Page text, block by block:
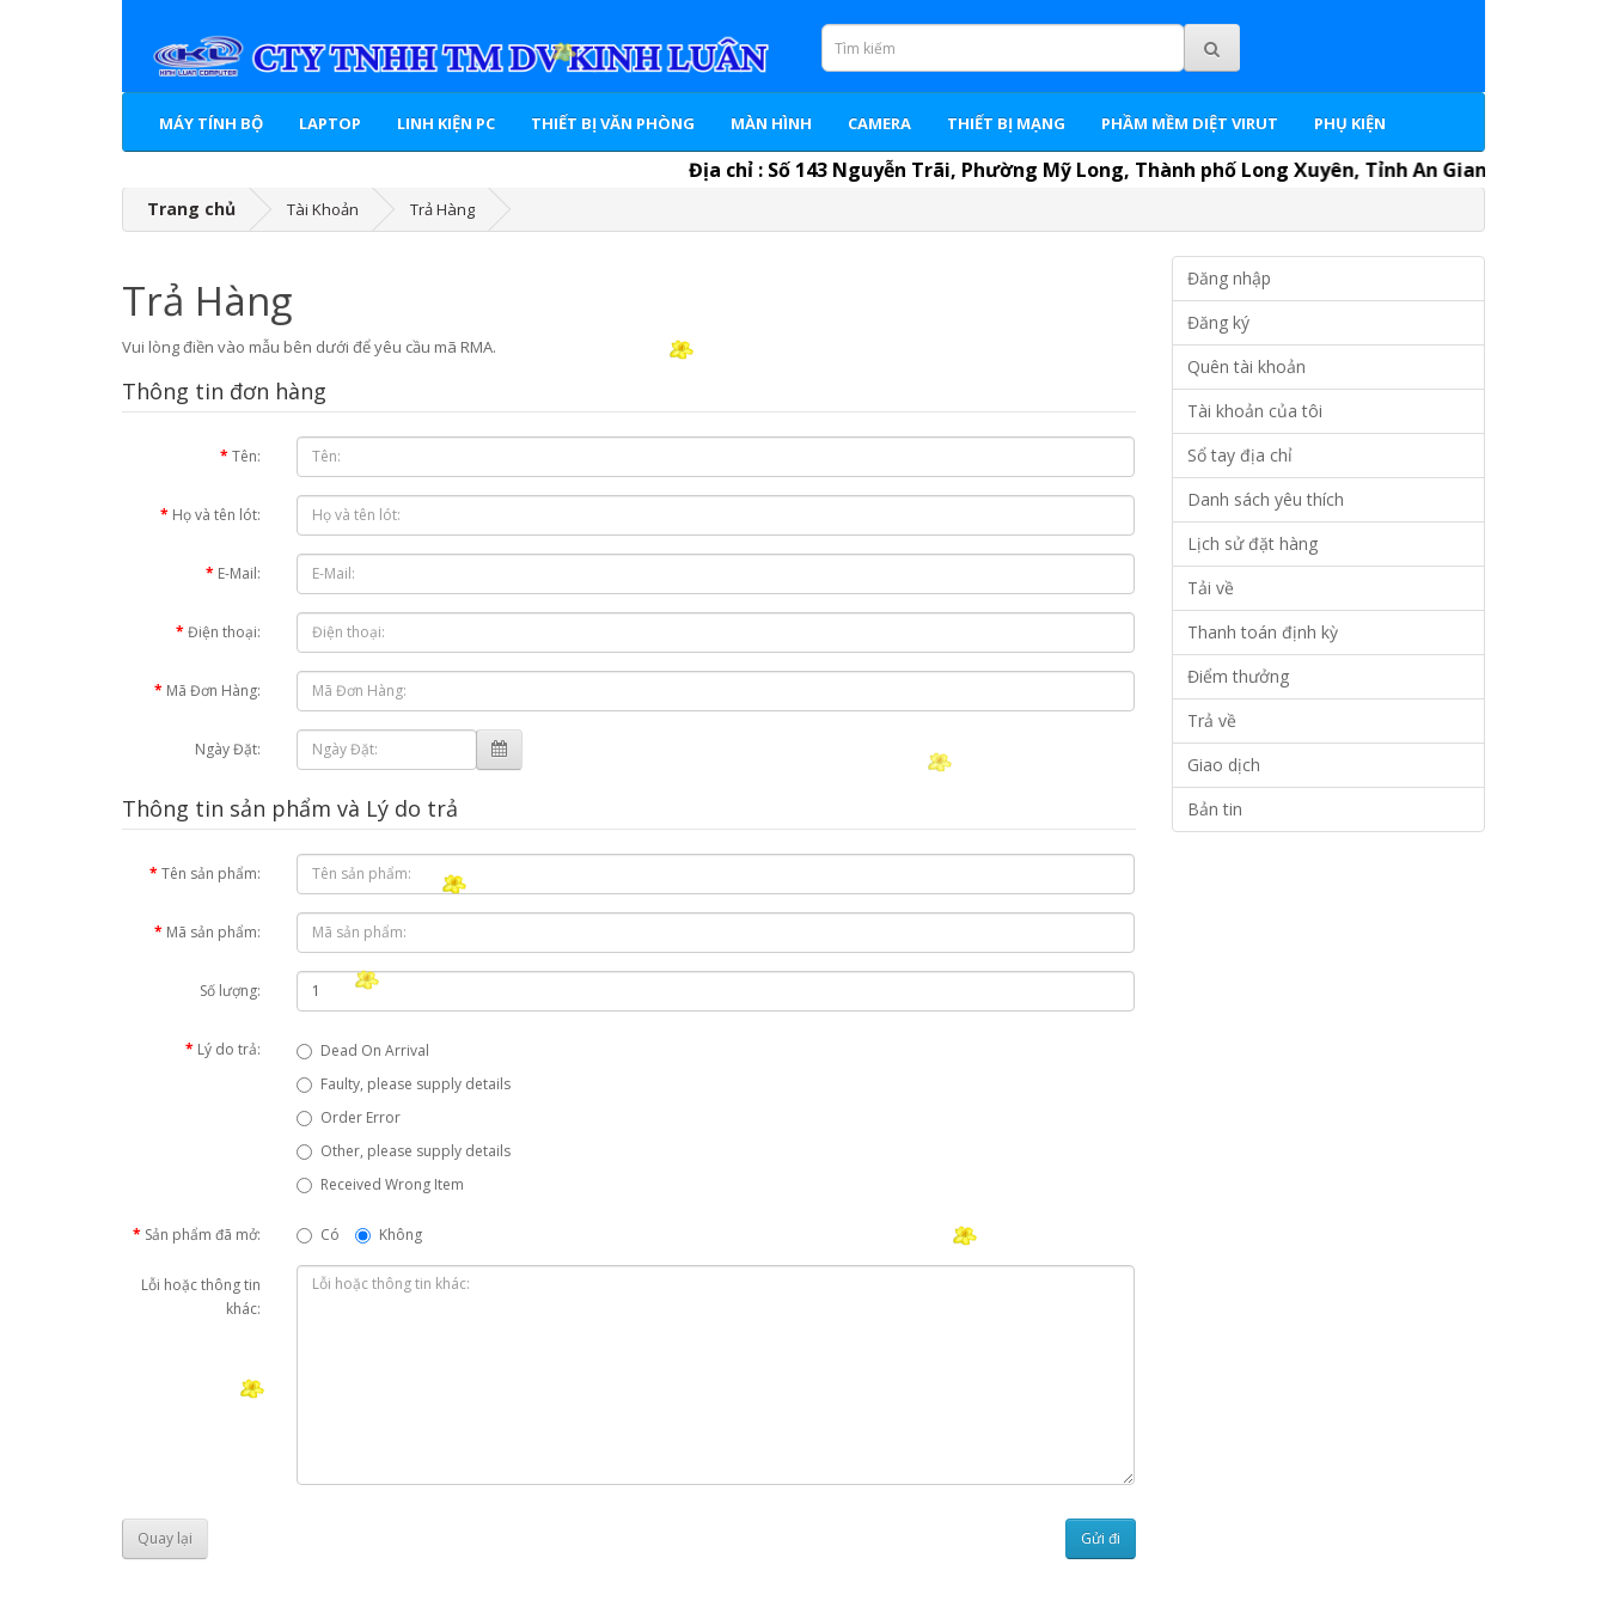
MÁY TÍNH BỘ LAPTOP LINH KIỆN PC THIẾT BỊ VĂN PHÒNG MÀN HÌNH CAMERA THIẾT BỊ MẠNG PHẦM MỀM DIỆT VIRUT PHỤ KIỆN
Địa chỉ : Số 143 Nguyễn Trãi, Phường Mỹ Long, Thành phố Long Xuyên, Tỉnh An Giang. P.Kinh
Trang chủ Tài Khoản Trả Hàng
Trả Hàng
Vui lòng điền vào mẫu bên dưới để yêu cầu mã RMA.
Thông tin đơn hàng
Tên:
Họ và tên lót:
E-Mail:
Điện thoại:
Mã Đơn Hàng:
Ngày Đặt:
Thông tin sản phẩm và Lý do trả
Tên sản phẩm:
Mã sản phẩm:
Số lượng:
Lý do trả:
Dead On Arrival
Faulty, please supply details
Order Error
Other, please supply details
Received Wrong Item
Sản phẩm đã mở: Có Không
Lỗi hoặc thông tin
khác:
Quay lại
Đăng nhập
Đăng ký
Quên tài khoản
Tài khoản của tôi
Sổ tay địa chỉ
Danh sách yêu thích
Lịch sử đặt hàng
Tải về
Thanh toán định kỳ
Điểm thưởng
Trả về
Giao dịch
Bản tin